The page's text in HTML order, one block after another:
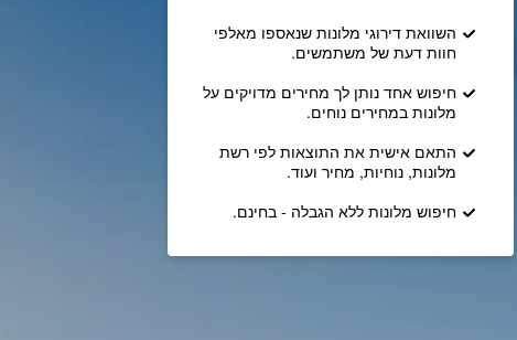
השוואת דירוגי מלונות שנאספו מאלפי
חוות דעת של משתמשים.
חיפוש אחד נותן לך מחירים מדויקים על
מלונות במחירים נוחים.
התאם אישית את התוצאות לפי רשת
מלונות, נוחיות, מחיר ועוד.
חיפוש מלונות ללא הגבלה - בחינם.